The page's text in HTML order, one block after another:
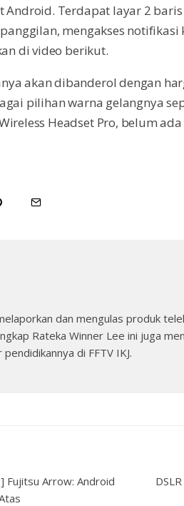
Terdapat layar 2
mengakses
di video berikut.
akan dibanderol dengan
pilihan warna gelangnya
Headset Pro, belum
dan mengulas produk
Rateka Winner Lee ini juga
di FFTV IKJ.
Fujitsu Arrow: Android